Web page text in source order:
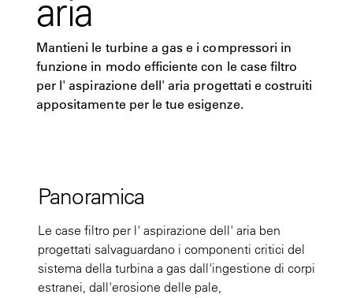
aria
Mantieni le turbine a gas e i compressori in
funzione in modo efficiente con le case filtro
per l' aspirazione dell' aria progettati e costruiti
appositamente per le tue esigenze.
Panoramica
Le case filtro per l' aspirazione dell' aria ben
progettati salvaguardano i componenti critici del
sistema della turbina a gas dall'ingestione di corpi
estranei, dall'erosione delle pale,